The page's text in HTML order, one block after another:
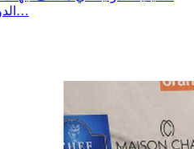
الدورة 60 لمهرجان قرطاج الدولي…